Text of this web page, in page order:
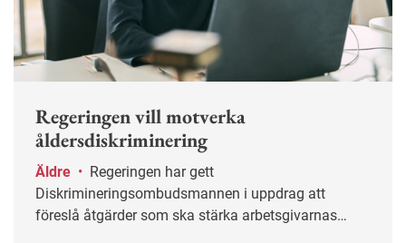
Regeringen vill motverka
åldersdiskriminering
Äldre •
Diskrimineringsombudsmannen i uppdrag att
föreslå åtgärder som ska stärka arbetsgivarnas